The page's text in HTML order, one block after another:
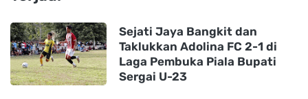
Sejati Jaya Bangkit dan
Taklukkan Adolina FC 2-1 di
Laga Pembuka Piala Bupati
Sergai U-23